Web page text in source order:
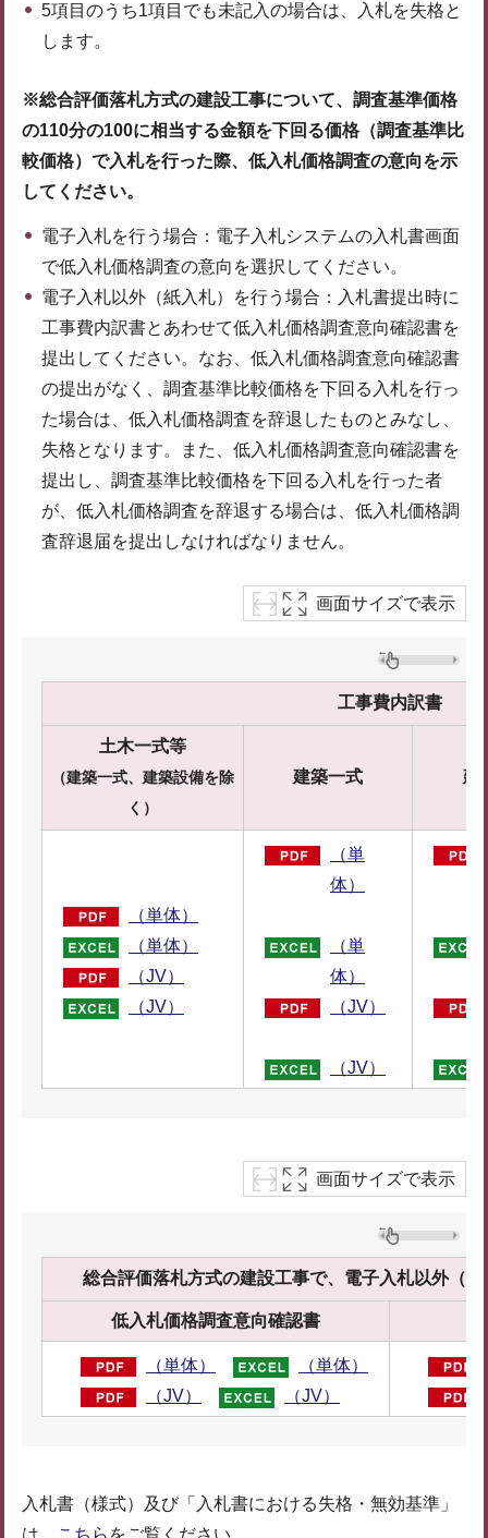
5項目のうち1項目でも未記入の場合は、入札を失格と
します。
※総合評価落札方式の建設工事について、調査基準価格
の110分の100に相当する金額を下回る価格（調査基準比
較価格）で入札を行った際、低入札価格調査の意向を示
してください。
電子入札を行う場合：電子入札システムの入札書画面
で低入札価格調査の意向を選択してください。
電子入札以外（紙入札）を行う場合：入札書提出時に
工事費内訳書とあわせて低入札価格調査意向確認書を
提出してください。なお、低入札価格調査意向確認書
の提出がなく、調査基準比較価格を下回る入札を行っ
た場合は、低入札価格調査を辞退したものとみなし、
失格となります。また、低入札価格調査意向確認書を
提出し、調査基準比較価格を下回る入札を行った者
が、低入札価格調査を辞退する場合は、低入札価格調
査辞退届を提出しなければなりません。
画面サイズで表示
工事費内訳書
土木一式等
（建築一式、建築設備を除
く）
建築一式 建
（単体）
（単体）
（JV）
（JV）
（単
体）
（単
体）
（JV）
（JV）
画面サイズで表示
総合評価落札方式の建設工事で、電子入札以外
低入札価格調査意向確認書
（単体）
（単体）
（JV）
（JV）
入札書（様式）及び「入札書における失格・無効基準」